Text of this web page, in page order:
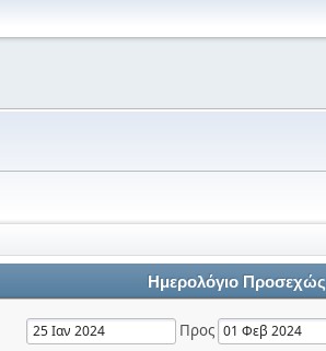
Ημερολόγιο Προσεχώς
Προς